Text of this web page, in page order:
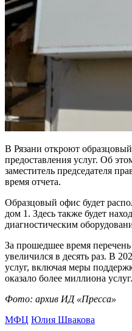
В Рязани откроют
предоставления услуг. Об
заместитель председателя
время отчета.
Образцовый офис будет
дом 1. Здесь также будет
диагностическим
За прошедшее время
увеличился в десять раз. В
услуг, включая меры
оказало более миллиона услуг.
Фото: архив ИД «Пресса»
МФЦ Юлия Швакова